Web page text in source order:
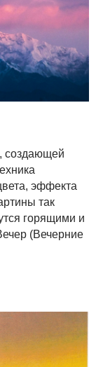
создающей
эффекта
так
горящими и
(Вечерние